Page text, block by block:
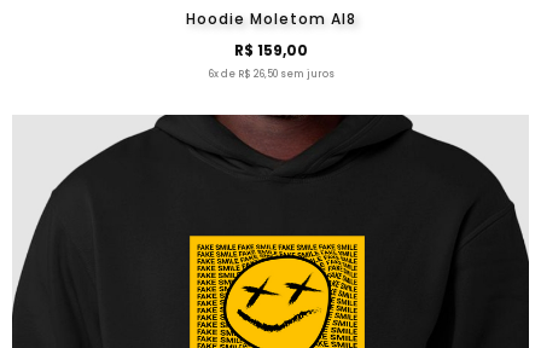
Hoodie Moletom Al8
R$ 159,00
6x de R$ 26,50 sem juros